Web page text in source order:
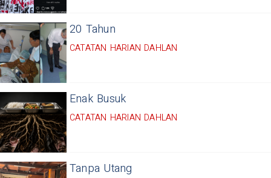
20 Tahun
CATATAN HARIAN DAHLAN
Enak Busuk
CATATAN HARIAN DAHLAN
Tanpa Utang